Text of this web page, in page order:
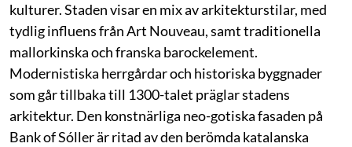
kulturer. Staden visar en mix av arkitekturstilar, med
tydlig influens från Art Nouveau, samt traditionella
mallorkinska och franska barockelement.
Modernistiska herrgårdar och historiska byggnader
som går tillbaka till 1300-talet präglar stadens
arkitektur. Den konstnärliga neo-gotiska fasaden på
Bank of Sóller är ritad av den berömda katalanska